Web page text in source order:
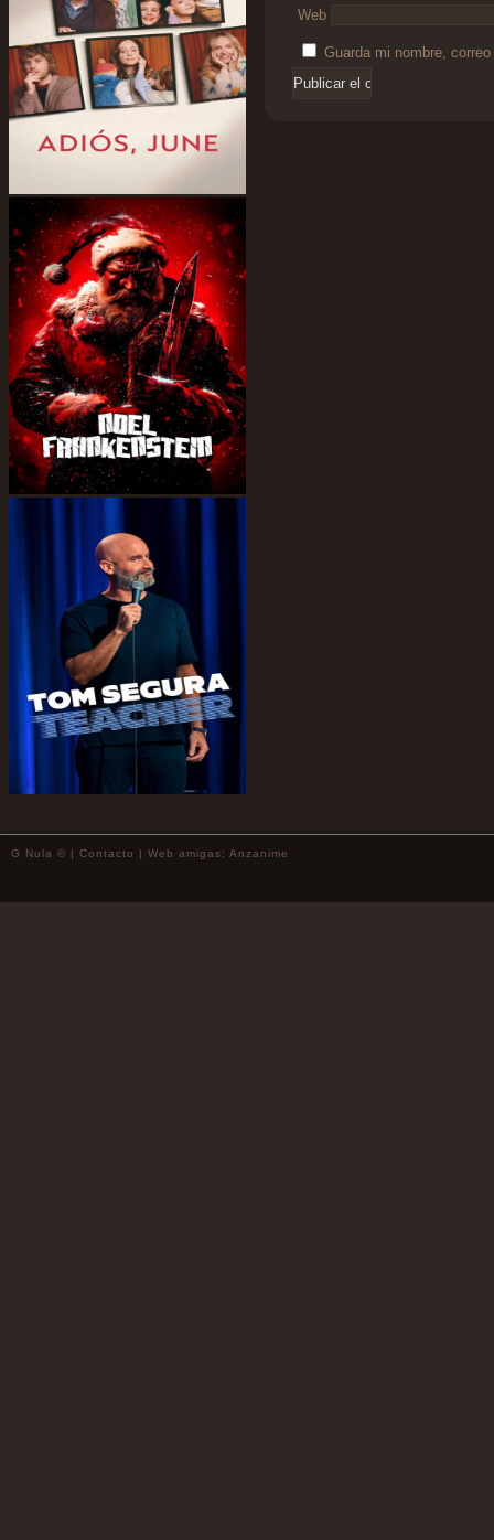
Web
Guarda mi nombre,
G Nula © | Contacto | Web amigas: Anzanime